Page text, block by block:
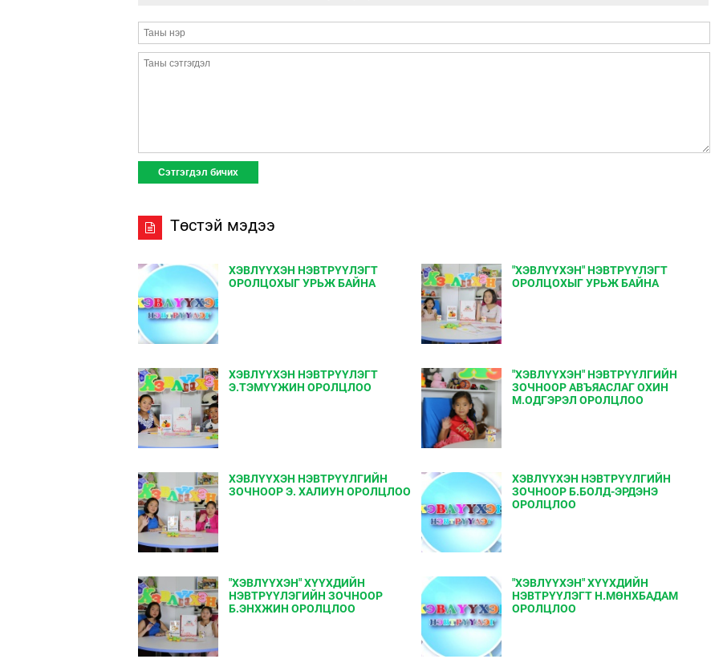
Төстэй мэдээ
ХЭВЛҮҮХЭН НЭВТРҮҮЛЭГТ
ОРОЛЦОХЫГ УРЬЖ БАЙНА
"ХЭВЛҮҮХЭН" НЭВТРҮҮЛЭГТ
ОРОЛЦОХЫГ УРЬЖ БАЙНА
ХЭВЛҮҮХЭН НЭВТРҮҮЛЭГТ
Э.ТЭМҮҮЖИН ОРОЛЦЛОО
"ХЭВЛҮҮХЭН" НЭВТРҮҮЛГИЙН
ЗОЧНООР АВЪЯАСЛАГ ОХИН
М.ОДГЭРЭЛ ОРОЛЦЛОО
ХЭВЛҮҮХЭН НЭВТРҮҮЛГИЙН
ЗОЧНООР Э. ХАЛИУН ОРОЛЦЛОО
ХЭВЛҮҮХЭН НЭВТРҮҮЛГИЙН
ЗОЧНООР Б.БОЛД-ЭРДЭНЭ
ОРОЛЦЛОО
"ХЭВЛҮҮХЭН" ХҮҮХДИЙН
НЭВТРҮҮЛЭГИЙН ЗОЧНООР
Б.ЭНХЖИН ОРОЛЦЛОО
"ХЭВЛҮҮХЭН" ХҮҮХДИЙН
НЭВТРҮҮЛЭГТ Н.МӨНХБАДАМ
ОРОЛЦЛОО